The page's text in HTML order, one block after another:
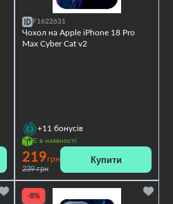
F1622631
Чохол на Apple iPhone 18 Pro
Max Cyber Cat v2
+11 бонусів
Є в наявності
219грн
239 грн
Купити
-8%